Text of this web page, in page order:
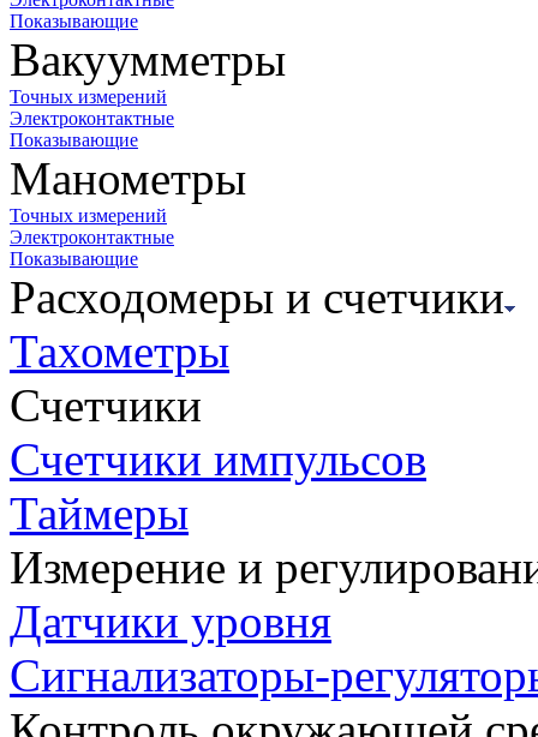
Показывающие
Вакуумметры
Точных измерений
Электроконтактные
Показывающие
Манометры
Точных измерений
Электроконтактные
Показывающие
Расходомеры и счетчики
Тахометры
Счетчики
Счетчики импульсов
Таймеры
Измерение и
Датчики уровня
Сигнализаторы-